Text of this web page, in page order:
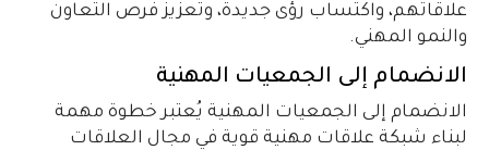
علاقاتهم، واكتساب رؤى جديدة، وتعزيز فرص التعاون
والنمو المهني.
الانضمام إلى الجمعيات المهنية
الانضمام إلى الجمعيات المهنية يُعتبر خطوة مهمة
لبناء شبكة علاقات مهنية قوية في مجال العلاقات